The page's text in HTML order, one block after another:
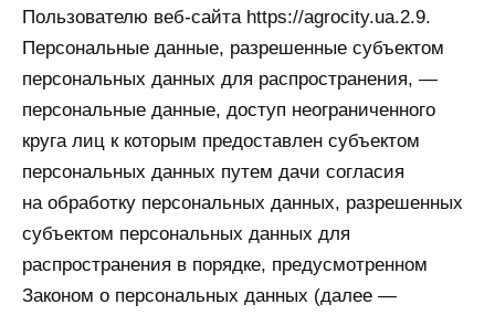
Пользователю веб-сайта https://agrocity.ua.2.9.
Персональные данные, разрешенные субъектом
персональных данных для распространения, —
персональные данные, доступ неограниченного
круга лиц к которым предоставлен субъектом
персональных данных путем дачи согласия
на обработку персональных данных, разрешенных
субъектом персональных данных для
распространения в порядке, предусмотренном
Законом о персональных данных (далее —